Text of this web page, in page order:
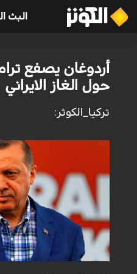
البث
أردوغان يصفع
حول الغاز الايراني
تركيا_الكوثر: